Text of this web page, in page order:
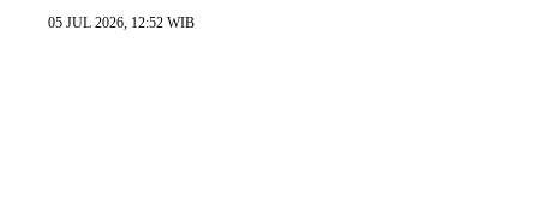
05 JUL 2026, 12:52 WIB